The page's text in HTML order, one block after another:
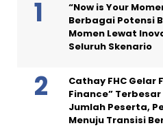
“Now is Your
Berbagai Potensi
Momen Lewat
Seluruh Skenario
Cathay FHC Gelar
Finance”
Jumlah Peserta,
Menuju Transisi